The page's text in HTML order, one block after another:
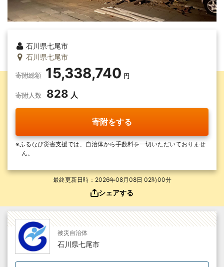
石川県七尾市
石川県七尾市
寄附総額 15,338,740
寄附人数 828
寄附をする
ふるなび災害支援では、自治体から手数料を一切いただいておりませ
ん。
最終更新日時：2026年08月08日 02時00分
シェアする
被災自治体
石川県七尾市